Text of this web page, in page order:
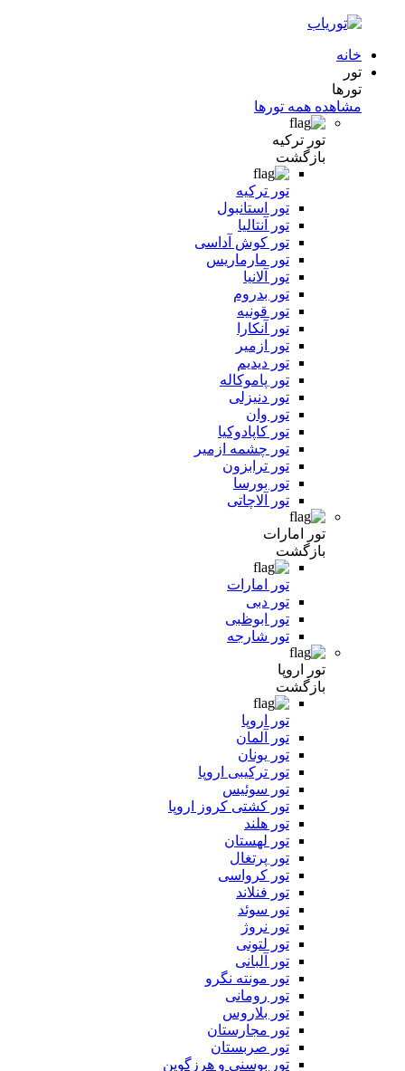
خانه
تور
تورها
مشاهده همه تورها
تور ترکیه
بازگشت
تور ترکیه
تور استانبول
تور آنتالیا
تور کوش آداسی
تور مارماریس
تور آلانیا
تور بدروم
تور قونیه
تور آنکارا
تور ازمیر
تور دیدیم
تور پاموکاله
تور دنیزلی
تور وان
تور کاپادوکیا
تور چشمه ازمیر
تور ترابزون
تور بورسا
تور آلاچاتی
تور امارات
بازگشت
تور امارات
تور دبی
تور ابوظبی
تور شارجه
تور اروپا
بازگشت
تور اروپا
تور آلمان
تور یونان
تور ترکیبی اروپا
تور سوئیس
تور کشتی کروز اروپا
تور هلند
تور لهستان
تور پرتغال
تور کرواسی
تور فنلاند
تور سوئد
تور نروژ
تور لتونی
تور آلبانی
تور مونته نگرو
تور رومانی
تور بلاروس
تور مجارستان
تور صربستان
تور بوسنی و هرزگوین